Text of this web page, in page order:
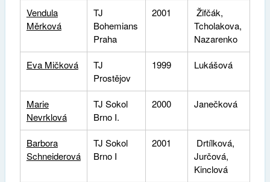
Vendula
Měrková
TJ
Bohemians
Praha
2001
Žifčák,
Tcholakova,
Nazarenko
Eva Mičková
TJ
Prostějov
1999 Lukášová
Marie
Nevrklová
TJ Sokol
Brno I.
2000 Janečková
Barbora
Schneiderová
TJ Sokol
Brno I
2001
Drtílková,
Jurčová,
Kinclová